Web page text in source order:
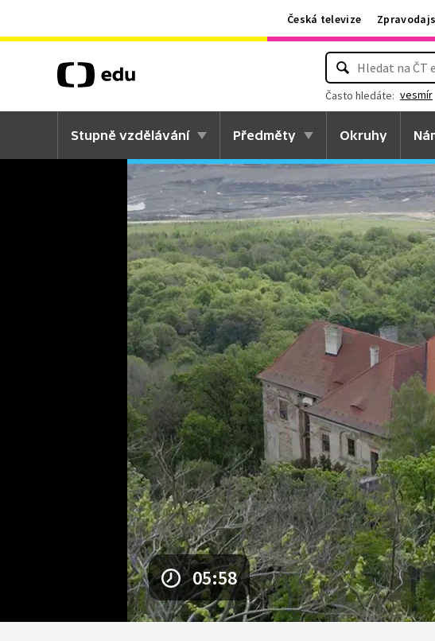
Česká televize
Často hledáte: vesmír
Stupně vzdělávání Předměty Okruhy
05:58